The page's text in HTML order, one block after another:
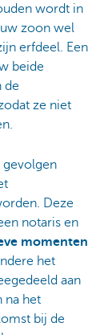
wordt in
zoon wel
erfdeel. Een
beide
de
ze niet
gevolgen
Deze
notaris en
momenten
het
aan
na het
bij de